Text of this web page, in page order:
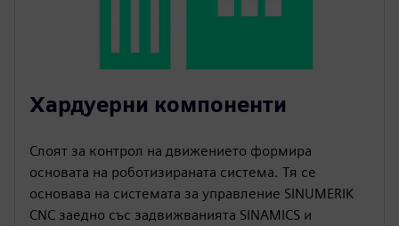
Хардуерни компоненти
Слоят за контрол на движението формира
основата на роботизираната система. Тя се
основава на системата за управление SINUMERIK
CNC заедно със задвижванията SINAMICS и